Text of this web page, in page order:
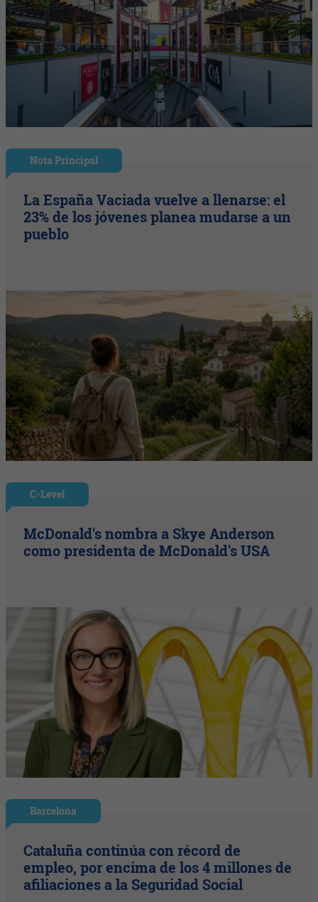
Nota Principal
La España Vaciada vuelve a llenarse: el
23% de los jóvenes planea mudarse a un
pueblo
C-Level
McDonald's nombra a Skye Anderson
como presidenta de McDonald's USA
Barcelona
Cataluña continúa con récord de
empleo, por encima de los 4 millones de
afiliaciones a la Seguridad Social